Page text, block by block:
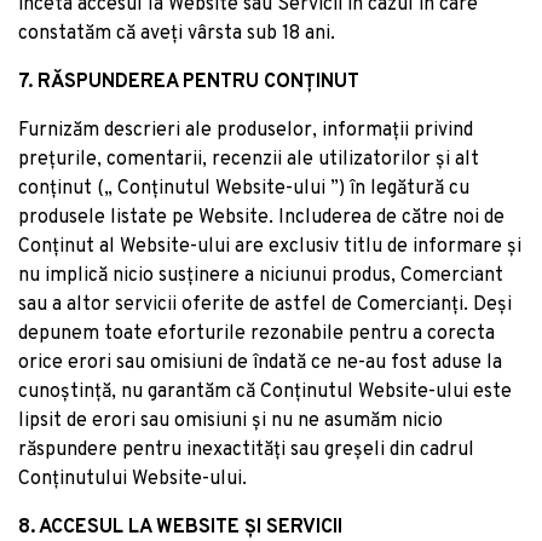
înceta accesul la Website sau Servicii în cazul în care
constatăm că aveți vârsta sub 18 ani.
7. RĂSPUNDEREA PENTRU CONȚINUT
Furnizăm descrieri ale produselor, informații privind
prețurile, comentarii, recenzii ale utilizatorilor și alt
conținut („ Conținutul Website-ului ”) în legătură cu
produsele listate pe Website. Includerea de către noi de
Conținut al Website-ului are exclusiv titlu de informare și
nu implică nicio susținere a niciunui produs, Comerciant
sau a altor servicii oferite de astfel de Comercianți. Deși
depunem toate eforturile rezonabile pentru a corecta
orice erori sau omisiuni de îndată ce ne-au fost aduse la
cunoștință, nu garantăm că Conținutul Website-ului este
lipsit de erori sau omisiuni și nu ne asumăm nicio
răspundere pentru inexactități sau greșeli din cadrul
Conținutului Website-ului.
8. ACCESUL LA WEBSITE ȘI SERVICII